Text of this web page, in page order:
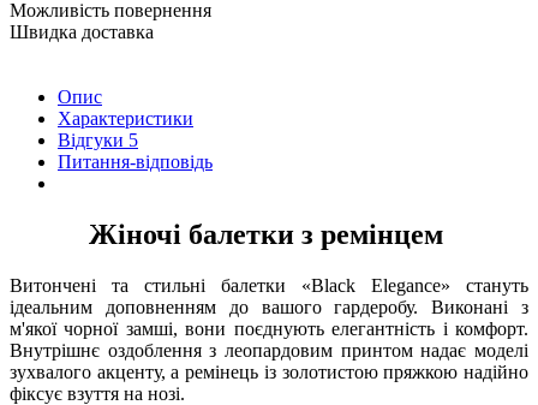
Можливість повернення
Швидка доставка
Опис
Характеристики
Відгуки 5
Питання-відповідь
Жіночі балетки з ремінцем
Витончені та стильні балетки «Black Elegance» стануть
ідеальним доповненням до вашого гардеробу. Виконані з
м'якої чорної замші, вони поєднують елегантність і комфорт.
Внутрішнє оздоблення з леопардовим принтом надає моделі
зухвалого акценту, а ремінець із золотистою пряжкою надійно
фіксує взуття на нозі.